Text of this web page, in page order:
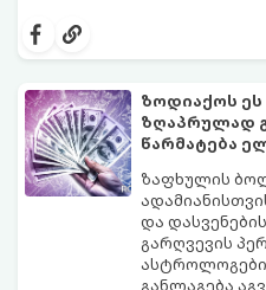
ყველაზე
ზოდიაქოს ეს
ზღაპრულად
წარმატება
ზაფხულის
და
გარღვევის
განლაგება